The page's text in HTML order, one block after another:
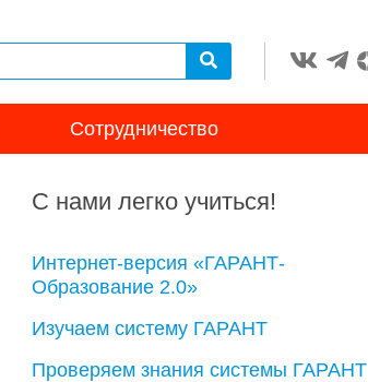
Сотрудничество
С нами легко учиться!
Интернет-версия «ГАРАНТ-
Образование 2.0»
Изучаем систему ГАРАНТ
Проверяем знания системы ГАРАНТ